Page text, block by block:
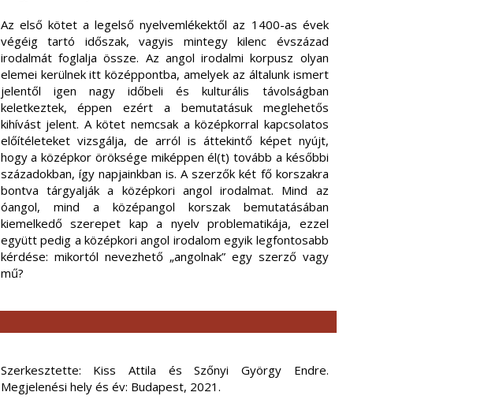
Az első kötet a legelső nyelvemlékektől az 1400-as évek
végéig tartó időszak, vagyis mintegy kilenc évszázad
irodalmát foglalja össze. Az angol irodalmi korpusz olyan
elemei kerülnek itt középpontba, amelyek az általunk ismert
jelentől igen nagy időbeli és kulturális távolságban
keletkeztek, éppen ezért a bemutatásuk meglehetős
kihívást jelent. A kötet nemcsak a középkorral kapcsolatos
előítéleteket vizsgálja, de arról is áttekintő képet nyújt,
hogy a középkor öröksége miképpen él(t) tovább a későbbi
századokban, így napjainkban is. A szerzők két fő korszakra
bontva tárgyalják a középkori angol irodalmat. Mind az
óangol, mind a középangol korszak bemutatásában
kiemelkedő szerepet kap a nyelv problematikája, ezzel
együtt pedig a középkori angol irodalom egyik legfontosabb
kérdése: mikortól nevezhető „angolnak” egy szerző vagy
mű?
Szerkesztette: Kiss Attila és Szőnyi György Endre.
Megjelenési hely és év: Budapest, 2021.